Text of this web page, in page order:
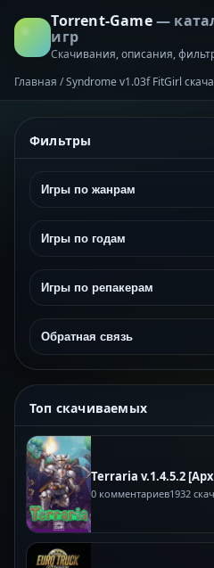
Torrent-Game—
игр
Скачивания, описания,
Главная /Syndrome v1.03f FitGirl
Фильтры
Игры по жанрам
Игры по годам
Игры по репакерам
Обратная связь
Топ скачиваемых
Terraria v.1.4.5.2
0 комментариев1932